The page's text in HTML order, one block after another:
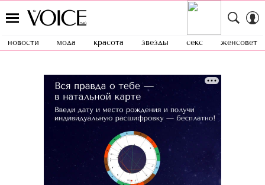
новости мода красота звезды секс женсовет